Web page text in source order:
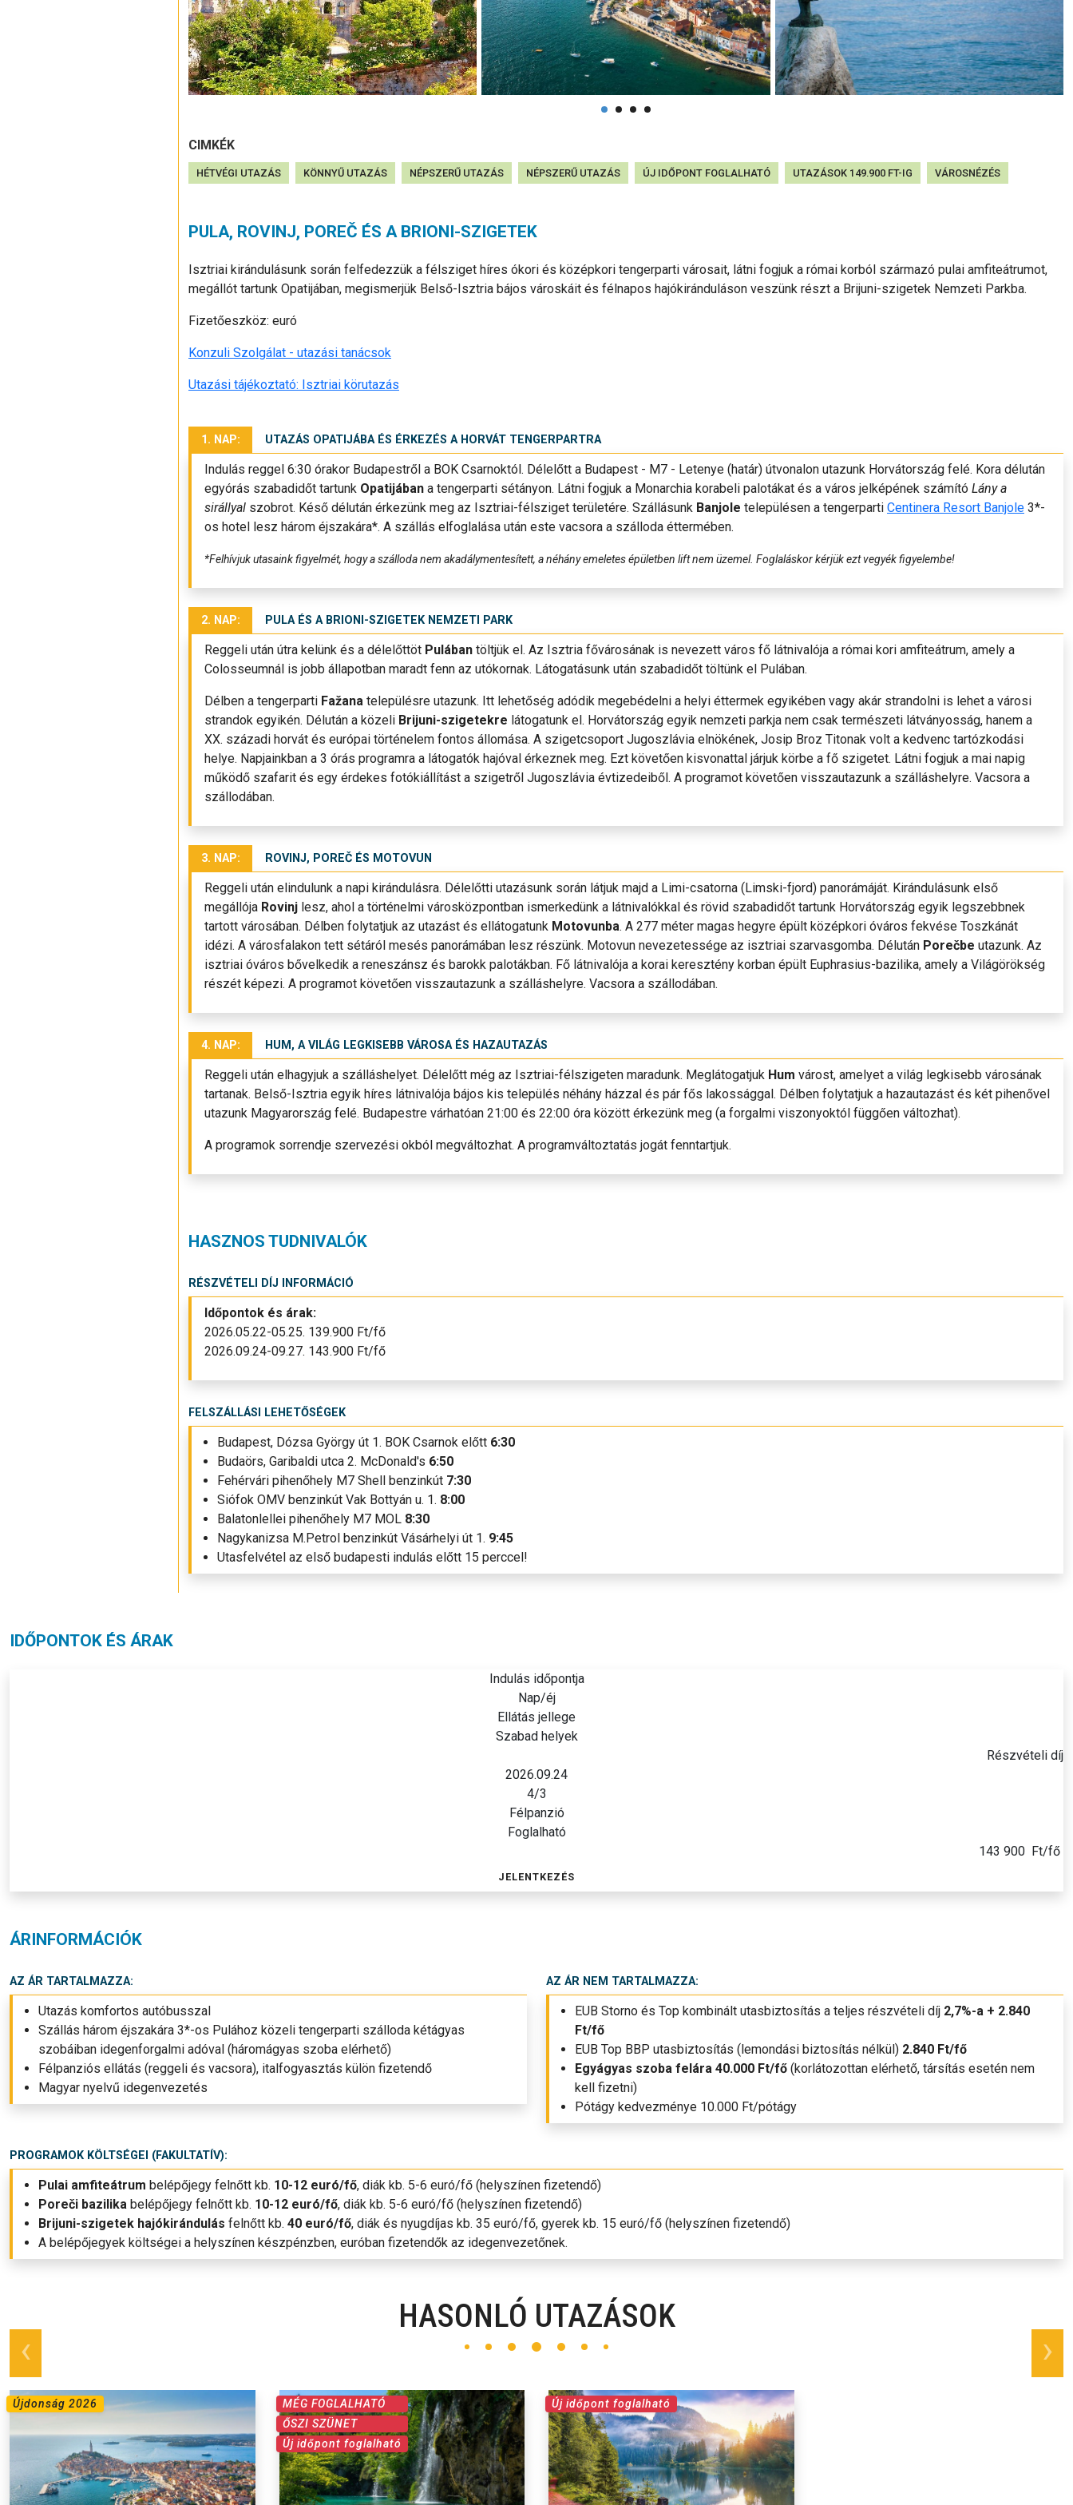
CIMKÉK
HÉTVÉGI UTAZÁS KÖNNYŰ UTAZÁS NÉPSZERŰ UTAZÁS NÉPSZERŰ UTAZÁS ÚJ IDŐPONT FOGLALHATÓ UTAZÁSOK 149.900 FT-IG VÁROSNÉZÉS
PULA, ROVINJ, POREČ ÉS A BRIONI-SZIGETEK
Isztriai kirándulásunk során felfedezzük a félsziget híres ókori és középkori tengerparti városait, látni fogjuk a római korból származó pulai amfiteátrumot,
megállót tartunk Opatijában, megismerjük Belső-Isztria bájos városkáit és félnapos hajókiránduláson veszünk részt a Brijuni-szigetek Nemzeti Parkba.
Fizetőeszköz: euró
Konzuli Szolgálat - utazási tanácsok
Utazási tájékoztató: Isztriai körutazás
1. NAP: UTAZÁS OPATIJÁBA ÉS ÉRKEZÉS A HORVÁT TENGERPARTRA
Indulás reggel 6:30 órakor Budapestről a BOK Csarnoktól. Délelőtt a Budapest - M7 - Letenye (határ) útvonalon utazunk Horvátország felé. Kora délután
egyórás szabadidőt tartunk Opatijában a tengerparti sétányon. Látni fogjuk a Monarchia korabeli palotákat és a város jelképének számító Lány a
sirállyal szobrot. Késő délután érkezünk meg az Isztriai-félsziget területére. Szállásunk Banjole településen a tengerparti Centinera Resort Banjole 3*-
os hotel lesz három éjszakára*. A szállás elfoglalása után este vacsora a szálloda éttermében.
*Felhívjuk utasaink figyelmét, hogy a szálloda nem akadálymentesített, a néhány emeletes épületben lift nem üzemel. Foglaláskor kérjük ezt vegyék figyelembe!
2. NAP: PULA ÉS A BRIONI-SZIGETEK NEMZETI PARK
Reggeli után útra kelünk és a délelőttöt Pulában töltjük el. Az Isztria fővárosának is nevezett város fő látnivalója a római kori amfiteátrum, amely a
Colosseumnál is jobb állapotban maradt fenn az utókornak. Látogatásunk után szabadidőt töltünk el Pulában.
Délben a tengerparti Fažana településre utazunk. Itt lehetőség adódik megebédelni a helyi éttermek egyikében vagy akár strandolni is lehet a városi
strandok egyikén. Délután a közeli Brijuni-szigetekre látogatunk el. Horvátország egyik nemzeti parkja nem csak természeti látványosság, hanem a
XX. századi horvát és európai történelem fontos állomása. A szigetcsoport Jugoszlávia elnökének, Josip Broz Titonak volt a kedvenc tartózkodási
helye. Napjainkban a 3 órás programra a látogatók hajóval érkeznek meg. Ezt követően kisvonattal járjuk körbe a fő szigetet. Látni fogjuk a mai napig
működő szafarit és egy érdekes fotókiállítást a szigetről Jugoszlávia évtizedeiből. A programot követően visszautazunk a szálláshelyre. Vacsora a
szállodában.
3. NAP: ROVINJ, POREČ ÉS MOTOVUN
Reggeli után elindulunk a napi kirándulásra. Délelőtti utazásunk során látjuk majd a Limi-csatorna (Limski-fjord) panorámáját. Kirándulásunk első
megállója Rovinj lesz, ahol a történelmi városközpontban ismerkedünk a látnivalókkal és rövid szabadidőt tartunk Horvátország egyik legszebbnek
tartott városában. Délben folytatjuk az utazást és ellátogatunk Motovunba. A 277 méter magas hegyre épült középkori óváros fekvése Toszkánát
idézi. A városfalakon tett sétáról mesés panorámában lesz részünk. Motovun nevezetessége az isztriai szarvasgomba. Délután Porečbe utazunk. Az
isztriai óváros bővelkedik a reneszánsz és barokk palotákban. Fő látnivalója a korai keresztény korban épült Euphrasius-bazilika, amely a Világörökség
részét képezi. A programot követően visszautazunk a szálláshelyre. Vacsora a szállodában.
4. NAP: HUM, A VILÁG LEGKISEBB VÁROSA ÉS HAZAUTAZÁS
Reggeli után elhagyjuk a szálláshelyet. Délelőtt még az Isztriai-félszigeten maradunk. Meglátogatjuk Hum várost, amelyet a világ legkisebb városának
tartanak. Belső-Isztria egyik híres látnivalója bájos kis település néhány házzal és pár fős lakossággal. Délben folytatjuk a hazautazást és két pihenővel
utazunk Magyarország felé. Budapestre várhatóan 21:00 és 22:00 óra között érkezünk meg (a forgalmi viszonyoktól függően változhat).
A programok sorrendje szervezési okból megváltozhat. A programváltoztatás jogát fenntartjuk.
HASZNOS TUDNIVALÓK
RÉSZVÉTELI DÍJ INFORMÁCIÓ
Időpontok és árak:
2026.05.22-05.25. 139.900 Ft/fő
2026.09.24-09.27. 143.900 Ft/fő
FELSZÁLLÁSI LEHETŐSÉGEK
Budapest, Dózsa György út 1. BOK Csarnok előtt 6:30
Budaörs, Garibaldi utca 2. McDonald's 6:50
Fehérvári pihenőhely M7 Shell benzinkút 7:30
Siófok OMV benzinkút Vak Bottyán u. 1. 8:00
Balatonlellei pihenőhely M7 MOL 8:30
Nagykanizsa M.Petrol benzinkút Vásárhelyi út 1. 9:45
Utasfelvétel az első budapesti indulás előtt 15 perccel!
IDŐPONTOK ÉS ÁRAK
Indulás időpontja
Nap/éj
Ellátás jellege
Szabad helyek
Részvételi díj
2026.09.24
4/3
Félpanzió
Foglalható
143 900 Ft/fő
JELENTKEZÉS
ÁRINFORMÁCIÓK
AZ ÁR TARTALMAZZA:
Utazás komfortos autóbusszal
Szállás három éjszakára 3*-os Pulához közeli tengerparti szálloda kétágyas
szobáiban idegenforgalmi adóval (háromágyas szoba elérhető)
Félpanziós ellátás (reggeli és vacsora), italfogyasztás külön fizetendő
Magyar nyelvű idegenvezetés
AZ ÁR NEM TARTALMAZZA:
EUB Storno és Top kombinált utasbiztosítás a teljes részvételi díj 2,7%-a + 2.840
Ft/fő
EUB Top BBP utasbiztosítás (lemondási biztosítás nélkül) 2.840 Ft/fő
Egyágyas szoba felára 40.000 Ft/fő (korlátozottan elérhető, társítás esetén nem
kell fizetni)
Pótágy kedvezménye 10.000 Ft/pótágy
PROGRAMOK KÖLTSÉGEI (FAKULTATÍV):
Pulai amfiteátrum belépőjegy felnőtt kb. 10-12 euró/fő, diák kb. 5-6 euró/fő (helyszínen fizetendő)
Poreči bazilika belépőjegy felnőtt kb. 10-12 euró/fő, diák kb. 5-6 euró/fő (helyszínen fizetendő)
Brijuni-szigetek hajókirándulás felnőtt kb. 40 euró/fő, diák és nyugdíjas kb. 35 euró/fő, gyerek kb. 15 euró/fő (helyszínen fizetendő)
A belépőjegyek költségei a helyszínen készpénzben, euróban fizetendők az idegenvezetőnek.
HASONLÓ UTAZÁSOK
Újdonság 2026
MÉG FOGLALHATÓ
ŐSZI SZÜNET
Új időpont foglalható
Új időpont foglalható